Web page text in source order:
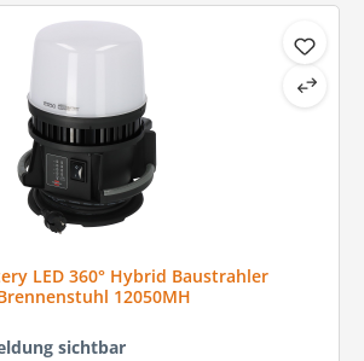
LED 360° Hybrid Baustrahler
12050MH
sichtbar